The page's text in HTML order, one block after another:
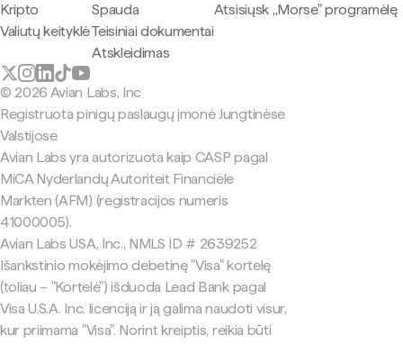
Kripto
Valiutų keityklė
Spauda
Teisiniai dokumentai
Atskleidimas
Atsisiųsk „Morse" programėlę
© 2026 Avian Labs, Inc
Registruota pinigų paslaugų įmonė Jungtinėse
Valstijose
Avian Labs yra autorizuota kaip CASP pagal
MiCA Nyderlandų Autoriteit Financiële
Markten (AFM) (registracijos numeris
41000005).
Avian Labs USA, Inc., NMLS ID # 2639252
Išankstinio mokėjimo debetinę "Visa" kortelę
(toliau – "Kortelė") išduoda Lead Bank pagal
Visa U.S.A. Inc. licenciją ir ją galima naudoti visur,
kur priimama "Visa". Norint kreiptis, reikia būti